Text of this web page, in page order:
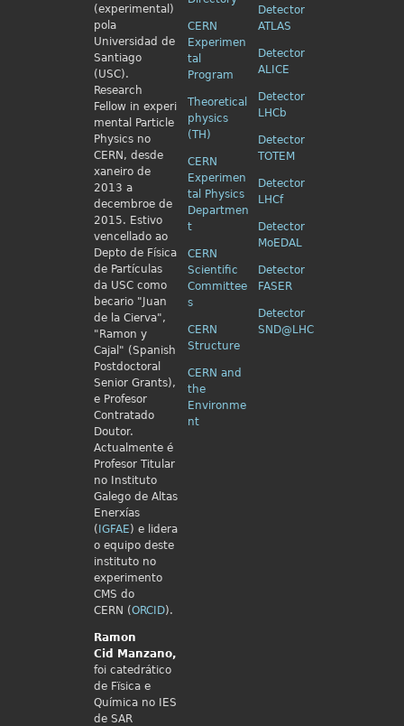
(experimental)
pola
Universidad de
Santiago
(USC).
Research
Fellow in experi
mental Particle
Physics no
CERN, desde
xaneiro de
2013 a
decembroe de
2015. Estivo
vencellado ao
Depto de Física
de Partículas
da USC como
becario "Juan
de la Cierva",
"Ramon y
Cajal" (Spanish
Postdoctoral
Senior Grants),
e Profesor
Contratado
Doutor.
Actualmente é
Profesor Titular
no Instituto
Galego de Altas
Enerxías
( IGFAE) e lidera
o equipo deste
instituto no
experimento
CMS do
CERN (ORCID).
Ramon
Cid
Manzano,
foi catedrático
de Fïsica e
Química no IES
de SAR
CERN
Experimen
tal
Program
Theoretical
physics
(TH)
CERN
Experimen
tal Physics
Departmen
t
CERN
Scientific
Committee
s
CERN
Structure
CERN and
the
Environme
nt
Detector
ATLAS
Detector
ALICE
Detector
LHCb
Detector
TOTEM
Detector
LHCf
Detector
MoEDAL
Detector
FASER
Detector
SND@LHC